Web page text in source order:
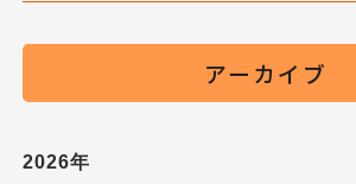
アーカイブ
2026年